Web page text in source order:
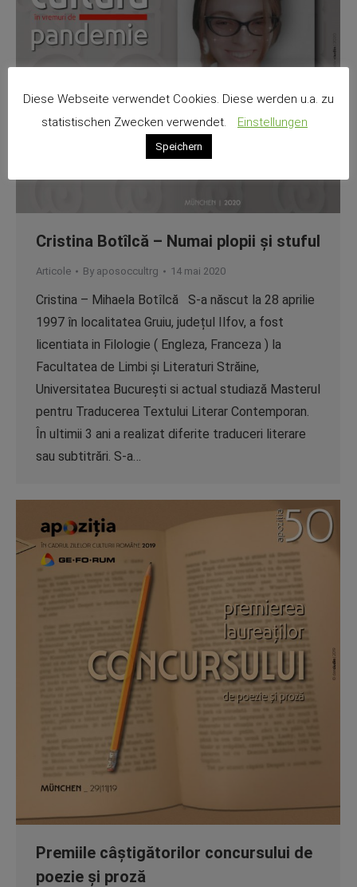
Cristina Botîlcă – Numai plopii și stuful
Articole By aposoccultrg 14 mai 2020
Cristina – Mihaela Botîlcă S-a născut la 28 aprilie
1997 în localitatea Gruiu, județul Ilfov, a fost
licentiata in Filologie ( Engleza, Franceza ) la
Facultatea de Limbi și Literaturi Străine,
Universitatea București si actual studiază Masterul
pentru Traducerea Textului Literar Contemporan.
În ultimii 3 ani a realizat diferite traduceri literare
sau subtitrări. S-a…
Premiile câștigătorilor concursului de
poezie și proză
Diese Webseite verwendet Cookies. Diese werden u.a. zu
statistischen Zwecken verwendet.
Einstellungen
Speichern